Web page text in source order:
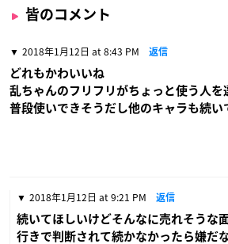
皆のコメント
2018年1月12日 at 8:43 PM 返信
どれもかわいいね
乱ちゃんのフリフリがちょっと使う人を
普段使いできそうだし他のキャラも続い
2018年1月12日 at 9:21 PM 返信
続いてほしいけどそんなに売れそうな
行きで判断されて続かなかったら嫌だ